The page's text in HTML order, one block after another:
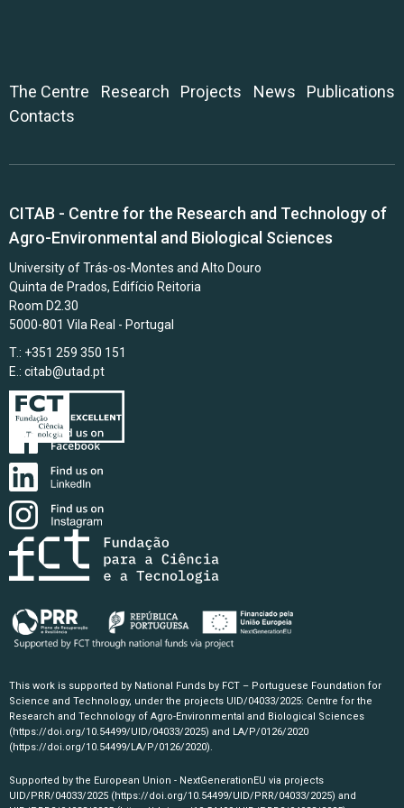
The Centre Research Projects News
Publications
Contacts
CITAB - Centre for the Research and Technology of
Agro-Environmental and Biological Sciences
University of Trás-os-Montes and Alto Douro
Quinta de Prados, Edifício Reitoria
Room D2.30
5000-801 Vila Real - Portugal
T.: +351 259 350 151
E.: citab@utad.pt
This work is supported by National Funds by FCT – Portuguese Foundation for
Science and Technology, under the projects UID/04033/2025: Centre for the
Research and Technology of Agro-Environmental and Biological Sciences
(https://doi.org/10.54499/UID/04033/2025) and LA/P/0126/2020
(https://doi.org/10.54499/LA/P/0126/2020).
Supported by the European Union - NextGenerationEU via projects
UID/PRR/04033/2025 (https://doi.org/10.54499/UID/PRR/04033/2025) and